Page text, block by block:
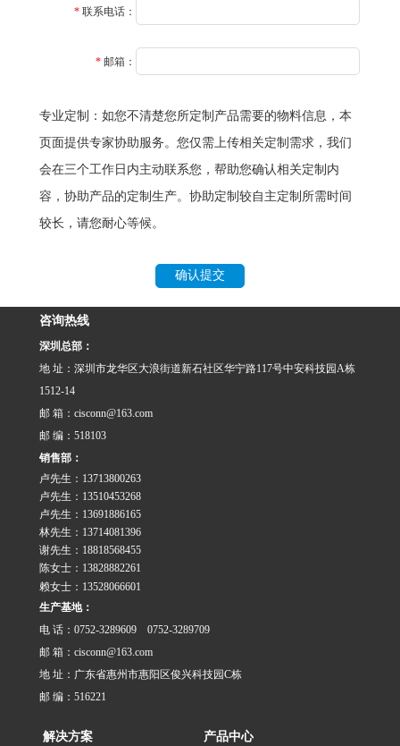
* 联系电话：
* 邮箱：
专业定制：如您不清楚您所定制产品需要的物料信息，本
页面提供专家协助服务。您仅需上传相关定制需求，我们
会在三个工作日内主动联系您，帮助您确认相关定制内
容，协助产品的定制生产。协助定制较自主定制所需时间
较长，请您耐心等候。
咨询热线
深圳总部：
地 址：深圳市龙华区大浪街道新石社区华宁路117号中安科技园A栋
1512-14
邮 箱：cisconn@163.com
邮 编：518103
销售部：
卢先生：13713800263
卢先生：13510453268
卢先生：13691886165
林先生：13714081396
谢先生：18818568455
陈女士：13828882261
赖女士：13528066601
生产基地：
电 话：0752-3289609 0752-3289709
邮 箱：cisconn@163.com
地 址：广东省惠州市惠阳区俊兴科技园C栋
邮 编：516221
解决方案 产品中心